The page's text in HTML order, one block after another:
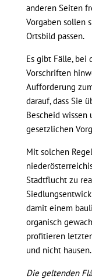
anderen Seiten
Vorgaben sollen
Ortsbild passen.
Es gibt Fälle, bei
Vorschriften
Aufforderung
darauf, dass Sie
Bescheid wissen
gesetzlichen
Mit solchen
Stadtflucht zu
damit einem
organisch
profitieren
und nicht hausen.
Die geltenden